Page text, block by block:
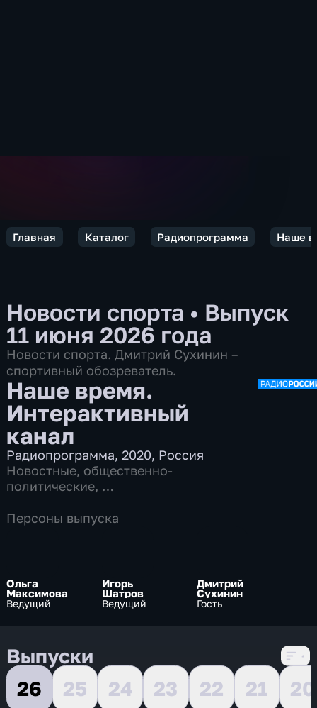
Главная Каталог Радиопрограмма Наше
Новости спорта • Выпуск
11 июня 2026 года
Новости спорта. Дмитрий Сухинин –
спортивный обозреватель.
Наше время.
Интерактивный
канал
Радиопрограмма,2020, Россия
Новостные, общественно-
политические,
Персоны выпуска
Ольга
Максимова
Ведущий
Игорь
Шатров
Ведущий
Дмитрий
Сухинин
Гость
Выпуски
26
25 24 23 22 21
20